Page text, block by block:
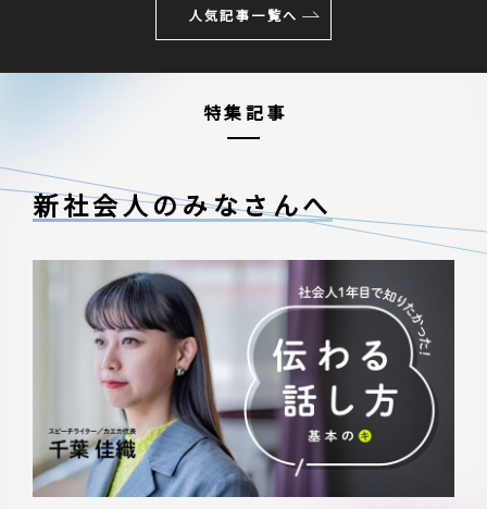
人気記事一覧へ
特集記事
新社会人のみなさんへ